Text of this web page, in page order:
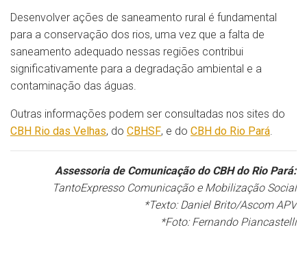
Desenvolver ações de saneamento rural é fundamental
para a conservação dos rios, uma vez que a falta de
saneamento adequado nessas regiões contribui
significativamente para a degradação ambiental e a
contaminação das águas.
Outras informações podem ser consultadas nos sites do
CBH Rio das Velhas, do CBHSF, e do CBH do Rio Pará.
Assessoria de Comunicação do CBH do Rio Pará:
TantoExpresso Comunicação e Mobilização Social
*Texto: Daniel Brito/Ascom APV
*Foto: Fernando Piancastelli